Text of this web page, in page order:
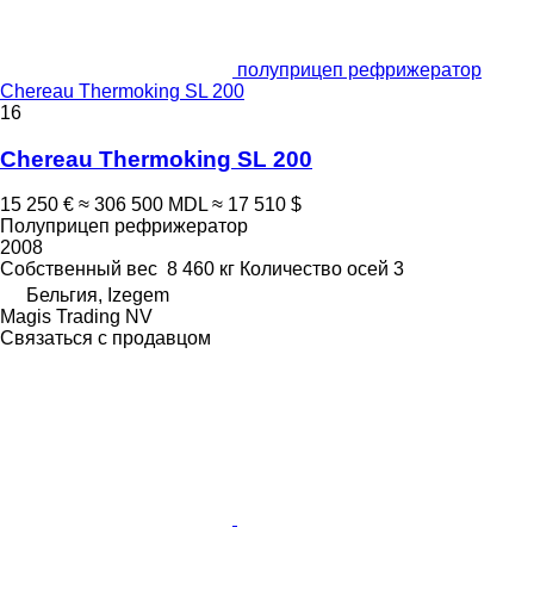
полуприцеп рефрижератор
Chereau Thermoking SL 200
16
Chereau Thermoking SL 200
15 250 € ≈ 306 500 MDL ≈ 17 510 $
Полуприцеп рефрижератор
2008
Собственный вес 8 460 кг Количество осей 3
Бельгия, Izegem
Magis Trading NV
Связаться с продавцом